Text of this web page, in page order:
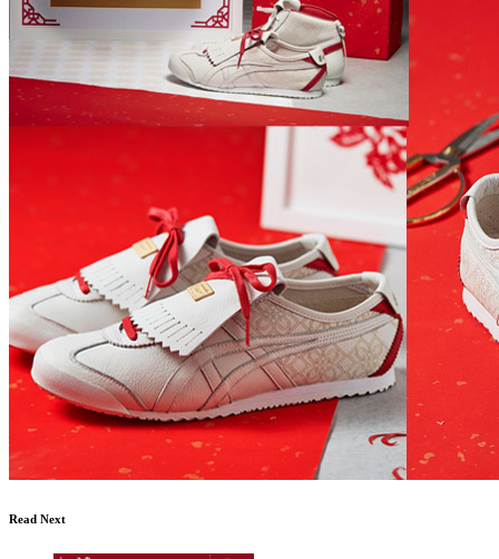
Read Next